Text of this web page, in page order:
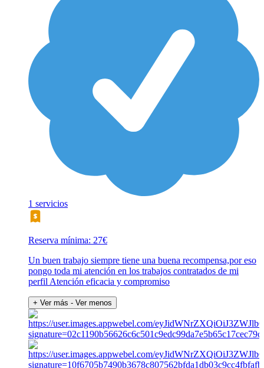
1 servicios
Reserva mínima: 27€
Un buen trabajo siempre tiene una buena recompensa,por eso
pongo toda mi atención en los trabajos contratados de mi
perfil Atención eficacia y compromiso
+ Ver más - Ver menos